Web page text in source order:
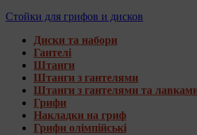
Стойки для грифов и дисков
Диски та набори
Гантелі
Штанги
Штанги з гантелями
Штанги з гантелями та
Грифи
Накладки на гриф
Грифи олімпійські